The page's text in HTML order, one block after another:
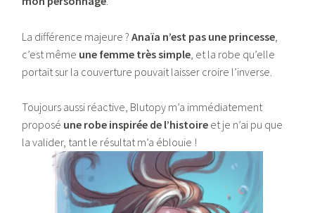
La différence majeure ?Anaïa n’est pas une princesse
c’est même une femme très simple , et la robe qu’elle
portait sur la couverture pouvait laisser croire l’inverse.
Toujours aussi réactive, Blutopy m’a immédiatement
proposé une robe inspirée de l’histoire et je n’ai pu que
la valider, tant le résultat m’a éblouie !